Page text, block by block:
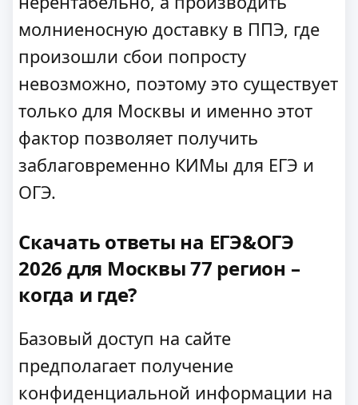
молниеносную доставку в ППЭ, где
произошли сбои попросту
невозможно, поэтому это существует
только для Москвы и именно этот
фактор позволяет получить
заблаговременно КИМы для ЕГЭ и
ОГЭ.
Скачать ответы на ЕГЭ&ОГЭ
2026 для Москвы 77 регион –
когда и где?
Базовый доступ на сайте
предполагает получение
конфиденциальной информации на